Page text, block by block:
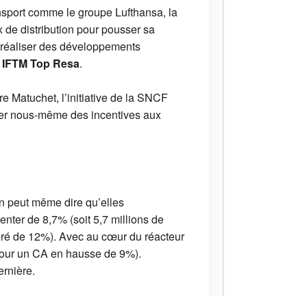
comme le groupe Lufthansa, la
de distribution pour pousser sa
des développements
IFTM Top Resa.
Matuchet, l’initiative de la SNCF
nous-même des incentives aux
même dire qu’elles
de 8,7% (soit 5,7 millions de
de 12%). Avec au cœur du réacteur
un CA en hausse de 9%).